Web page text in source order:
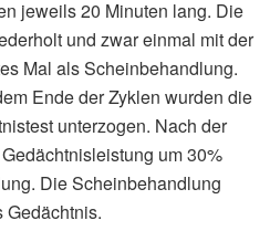
jeweils 20 Minuten lang. Die
und zwar einmal mit der
Mal als Scheinbehandlung.
Ende der Zyklen wurden die
unterzogen. Nach der
um 30%
Die Scheinbehandlung
Gedächtnis.